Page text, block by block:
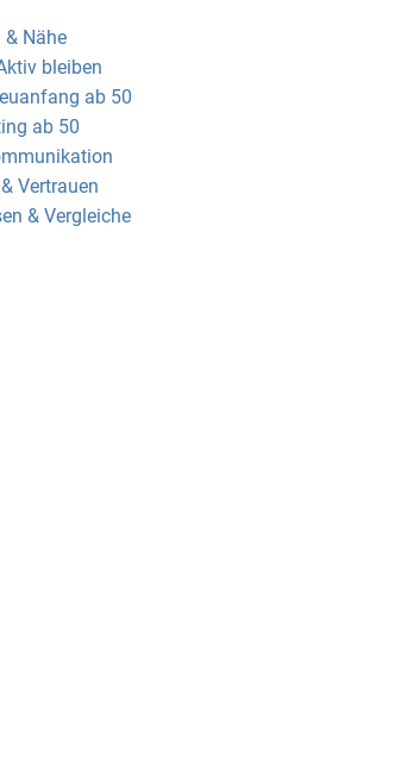
& Nähe
bleiben
ab 50
ab 50
Vertrauen
& Vergleiche